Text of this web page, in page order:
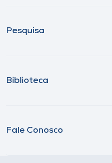
Pesquisa
Biblioteca
Fale Conosco